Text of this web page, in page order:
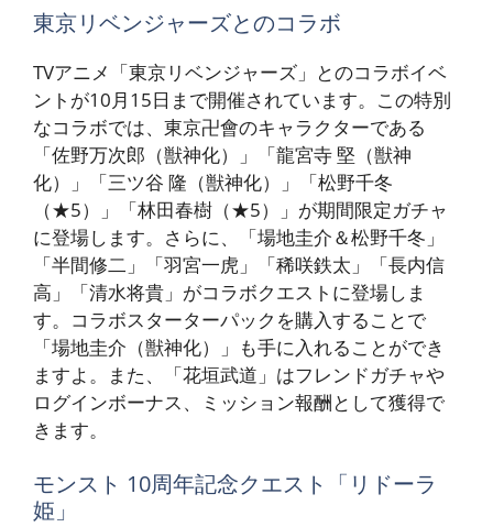
東京リベンジャーズとのコラボ
TVアニメ「東京リベンジャーズ」とのコラボイベ
ントが10月15日まで開催されています。この特別
なコラボでは、東京卍會のキャラクターである
「佐野万次郎（獣神化）」「龍宮寺 堅（獣神
化）」「三ツ谷 隆（獣神化）」「松野千冬
（★5）」「林田春樹（★5）」が期間限定ガチャ
に登場します。さらに、「場地圭介＆松野千冬」
「半間修二」「羽宮一虎」「稀咲鉄太」「長内信
高」「清水将貴」がコラボクエストに登場しま
す。コラボスターターパックを購入することで
「場地圭介（獣神化）」も手に入れることができ
ますよ。また、「花垣武道」はフレンドガチャや
ログインボーナス、ミッション報酬として獲得で
きます。
モンスト 10周年記念クエスト「リドーラ
姫」